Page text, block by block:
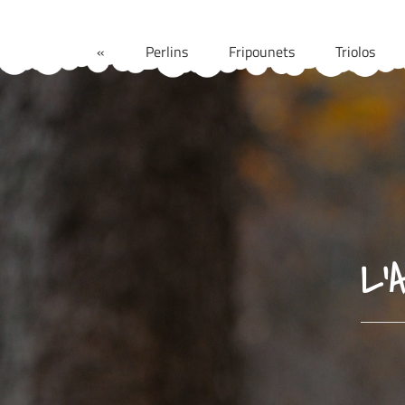
« Perlins Fripounets Triolos